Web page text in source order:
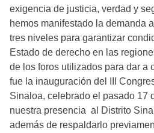
exigencia de justicia, verdad y
hemos manifestado la demanda
tres niveles para garantizar
Estado de derecho en las
de los foros utilizados para dar a
fue la inauguración del III
Sinaloa, celebrado el pasado 17
nuestra presencia al Distrito
además de respaldarlo